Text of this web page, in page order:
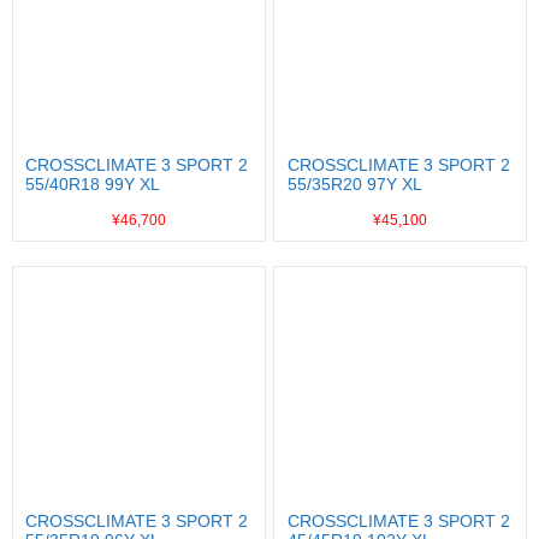
CROSSCLIMATE 3 SPORT 2
55/40R18 99Y XL
¥46,700
CROSSCLIMATE 3 SPORT 2
55/35R20 97Y XL
¥45,100
CROSSCLIMATE 3 SPORT 2
CROSSCLIMATE 3 SPORT 2